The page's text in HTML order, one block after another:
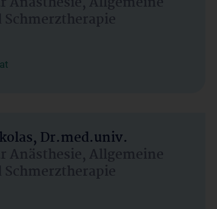
Dr.med.univ.
Allgemeine